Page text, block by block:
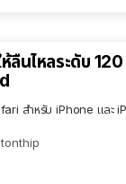
ลื่นไหลระดับ
สำหรับ iPhone และ